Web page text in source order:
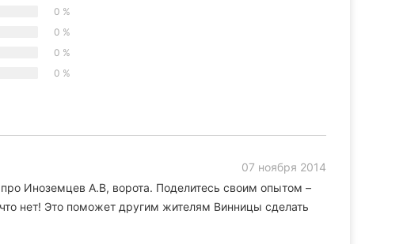
0 %
0 %
0 %
0 %
07 ноября 2014
Иноземцев А.В, ворота. Поделитесь своим опытом –
нет! Это поможет другим жителям Винницы сделать